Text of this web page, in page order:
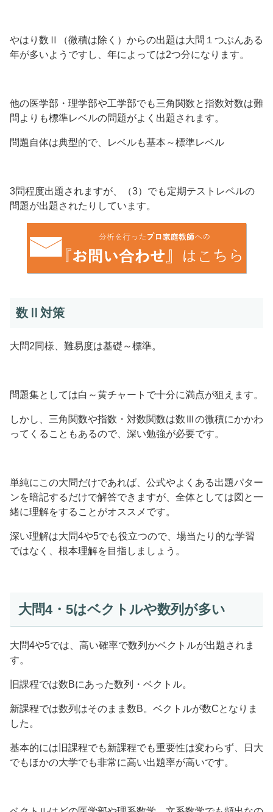
やはり数Ⅱ（微積は除く）からの出題は大問１つぶんある
年が多いようですし、年によっては2つ分になります。
他の医学部・理学部や工学部でも三角関数と指数対数は難
問よりも標準レベルの問題がよく出題されます。
問題自体は典型的で、レベルも基本～標準レベル
3問程度出題されますが、（3）でも定期テストレベルの
問題が出題されたりしています。
数Ⅱ対策
大問2同様、難易度は基礎～標準。
問題集としては白～黄チャートで十分に満点が狙えます。
しかし、三角関数や指数・対数関数は数Ⅲの微積にかかわ
ってくることもあるので、深い勉強が必要です。
単純にこの大問だけであれば、公式やよくある出題パター
ンを暗記するだけで解答できますが、全体としては図と一
緒に理解をすることがオススメです。
深い理解は大問4や5でも役立つので、場当たり的な学習
ではなく、根本理解を目指しましょう。
大問4・5はベクトルや数列が多い
大問4や5では、高い確率で数列かベクトルが出題されま
す。
旧課程では数Bにあった数列・ベクトル。
新課程では数列はそのまま数B。ベクトルが数Cとなりま
した。
基本的には旧課程でも新課程でも重要性は変わらず、日大
でもほかの大学でも非常に高い出題率が高いです。